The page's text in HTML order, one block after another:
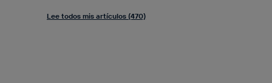
Lee todos mis artículos (470)